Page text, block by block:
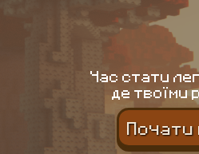
Час стати
де твоїми
Почати